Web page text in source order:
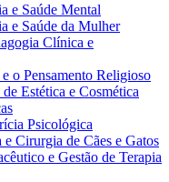
e Saúde Mental
e Saúde da Mulher
Clínica e
o Pensamento Religioso
Estética e Cosmética
Psicológica
Cirurgia de Cães e Gatos
e Gestão de Terapia